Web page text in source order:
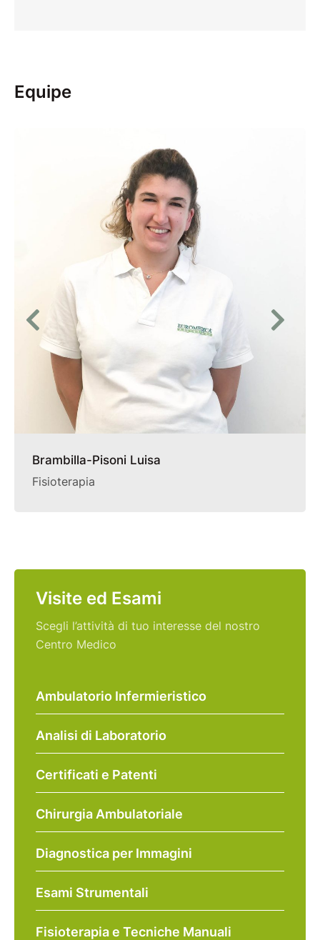
Visite ed Esami
Scegli l’attività di tuo interesse del nostro
Centro Medico
Ambulatorio Infermieristico
Analisi di Laboratorio
Certificati e Patenti
Chirurgia Ambulatoriale
Diagnostica per Immagini
Esami Strumentali
Fisioterapia e Tecniche Manuali
Equipe
Brambilla-Pisoni Luisa
Fisioterapia